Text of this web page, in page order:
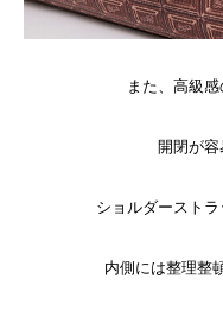
また、高級
開閉が容
ショルダーストラ
内側には整理整